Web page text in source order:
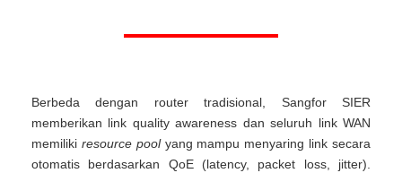
Berbeda dengan router tradisional, Sangfor SIER
memberikan link quality awareness dan seluruh link WAN
memiliki resource poolyang mampu menyaring link secara
otomatis berdasarkan QoE (latency, packet loss, jitter).